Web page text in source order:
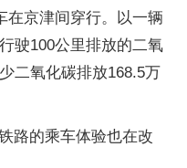
在京津间穿行。以一辆
驶100公里排放的二氧
二氧化碳排放168.5万
路的乘车体验也在改